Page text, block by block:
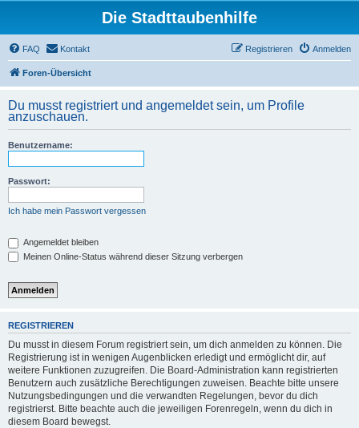
Die Stadttaubenhilfe
FAQ Kontakt Anmelden
Registrieren
Foren-Übersicht
Du musst registriert und angemeldet sein, um Profile
anzuschauen.
Benutzername:
Passwort:
Ich habe mein Passwort vergessen
Angemeldet bleiben
Meinen Online-Status während dieser Sitzung verbergen
REGISTRIEREN
Du musst in diesem Forum registriert sein, um dich anmelden zu können. Die
Registrierung ist in wenigen Augenblicken erledigt und ermöglicht dir, auf
weitere Funktionen zuzugreifen. Die Board-Administration kann registrierten
Benutzern auch zusätzliche Berechtigungen zuweisen. Beachte bitte unsere
Nutzungsbedingungen und die verwandten Regelungen, bevor du dich
registrierst. Bitte beachte auch die jeweiligen Forenregeln, wenn du dich in
diesem Board bewegst.